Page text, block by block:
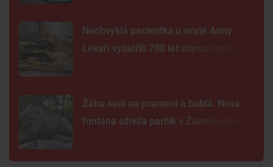
Neobvyklá pacientka u svaté Anny.
Lékaři vyšetřili 700 let starou madonu
Žába sedí na prameni a bublá. Nová
fontána oživila parčík v Žabovřeskách